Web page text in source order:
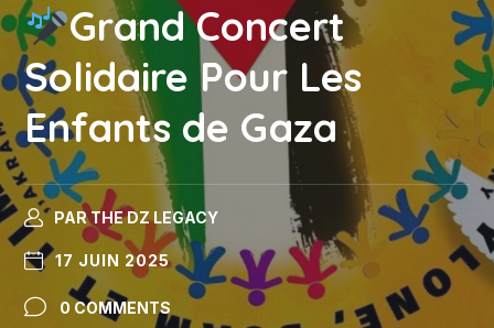
Grand Concert
Solidaire Pour Les
Enfants de Gaza
PARTHE DZ LEGACY
17 JUIN 2025
0 COMMENTS